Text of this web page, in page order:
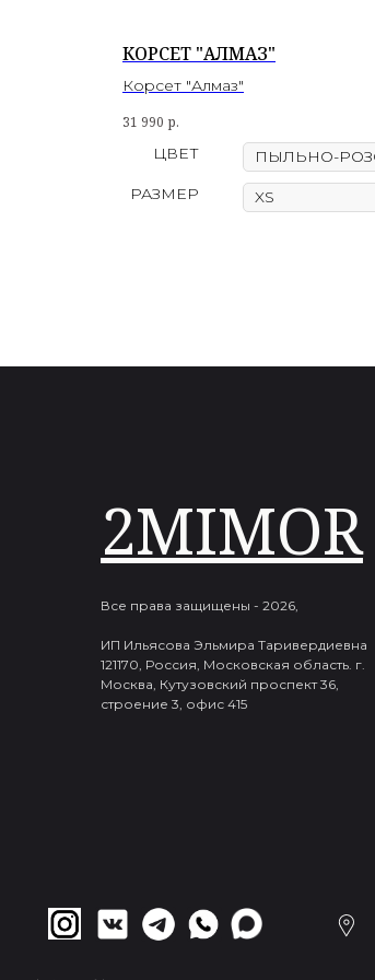
КОРСЕТ "АЛМАЗ"
Корсет "Алмаз"
31 990 р.
ЦВЕТ
РАЗМЕР
2MIMOR
Все права защищены - 2026,
ИП Ильясова Эльмира Таривердиевна
121170, Россия, Московская область. г.
Москва, Кутузовский проспект 36,
строение 3, офис 415